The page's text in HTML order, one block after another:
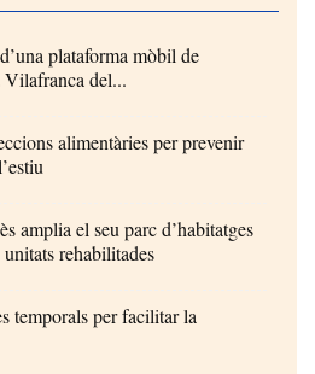
plataforma mòbil de
Vilafranca del...
alimentàries per prevenir
amplia el seu parc d’habitatges
rehabilitades
temporals per facilitar la